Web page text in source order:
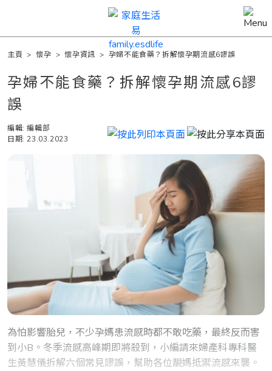
主頁 >懷孕 >懷孕資訊 > 孕婦不能食藥？拆解懷孕期流感6謬誤
孕婦不能食藥？拆解懷孕期流感6謬
誤
編輯: 編輯部
日期: 23.03.2023
為怕影響胎兒，不少孕媽患流感時都不敢吃藥，最終反而害
到小B。冬季流感高峰期即將殺到，小編請來婦產科專科醫
生黃慧儀拆解六個常見謬誤，幫助各位靚媽抵禦流感來襲。